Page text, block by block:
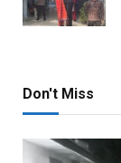
Don't Miss